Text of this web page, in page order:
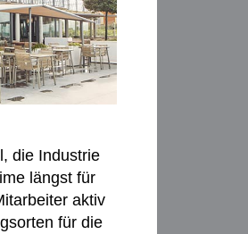
die Industrie
längst für
aktiv
für die